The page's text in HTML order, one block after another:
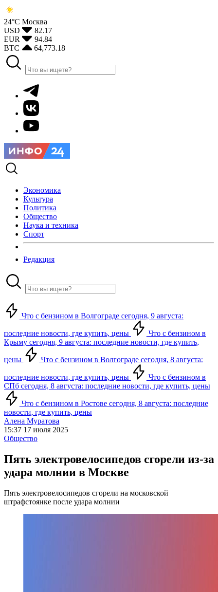
24°С Москва
USD
82.17
EUR
94.84
BTC
64,773.18
Экономика
Культура
Политика
Общество
Наука и техника
Спорт
Редакция
Что с бензином в Волгограде сегодня, 9 августа:
последние новости, где купить, цены
Что с бензином в
Крыму сегодня, 9 августа: последние новости, где купить,
цены Что с бензином в Волгограде сегодня, 8 августа:
последние новости, где купить, цены
Что с бензином в
СПб сегодня, 8 августа: последние новости, где купить, цены
Что с бензином в Ростове сегодня, 8 августа: последние
новости, где купить, цены
Алена Муратова
15:37 17 июля 2025
Общество
Пять электровелосипедов сгорели из-за
удара молнии в Москве
Пять электровелосипедов сгорели на московской
штрафстоянке после удара молнии